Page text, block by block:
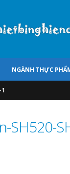
NGÀNH THỰC
SH520-